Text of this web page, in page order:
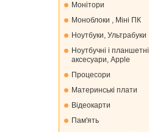
Монiтори
Моноблоки , Міні ПК
Ноутбуки, Ультрабуки
Ноутбучні і планшетні
аксесуари, Apple
Процесори
Материнські плати
Відеокарти
Пам'ять